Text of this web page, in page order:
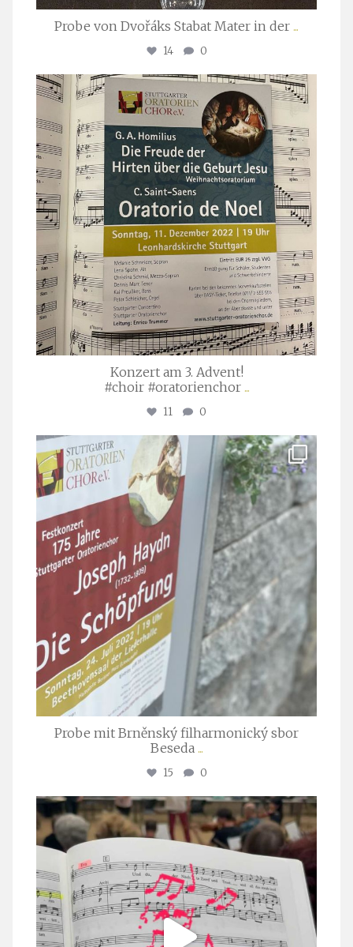
Probe von Dvořáks Stabat Mater in der ...
14 0
stuttgarter_oratorienchor
Nov. 29
Konzert am 3. Advent!
#choir #oratorienchor ...
11 0
stuttgarter_oratorienchor
Juli 23
Probe mit Brněnský filharmonický sbor
Beseda ...
15 0
stuttgarter_oratorienchor
Juli 23